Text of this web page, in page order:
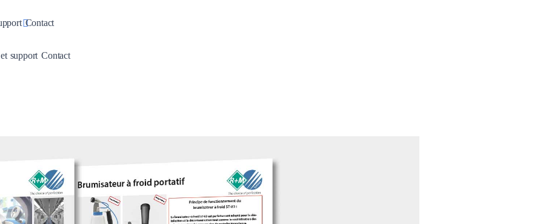
Toggle Dropdown
Contact
supportToggle Dropdown
Contact